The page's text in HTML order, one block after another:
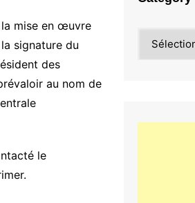
la mise en œuvre
signature du
des
au nom de
le